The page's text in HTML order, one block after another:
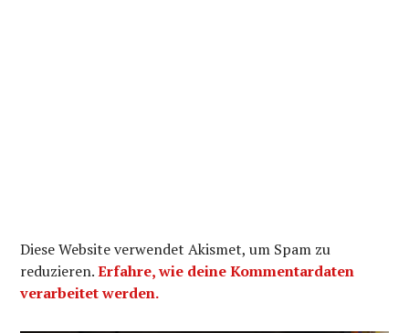
Diese Website verwendet Akismet, um Spam zu
reduzieren.Erfahre, wie deine Kommentardaten
verarbeitet werden.